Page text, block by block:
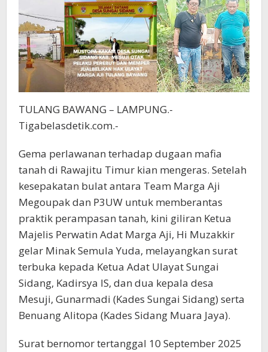
Ulayat
Sungai
Sidang
Dan
Hak
Adat
Ulayat
Marga
Aji.
TULANG BAWANG – LAMPUNG.-
Tigabelasdetik.com.-
Gema perlawanan terhadap dugaan mafia
tanah di Rawajitu Timur kian mengeras. Setelah
kesepakatan bulat antara Team Marga Aji
Megoupak dan P3UW untuk memberantas
praktik perampasan tanah, kini giliran Ketua
Majelis Perwatin Adat Marga Aji, Hi Muzakkir
gelar Minak Semula Yuda, melayangkan surat
terbuka kepada Ketua Adat Ulayat Sungai
Sidang, Kadirsya IS, dan dua kepala desa
Mesuji, Gunarmadi (Kades Sungai Sidang) serta
Benuang Alitopa (Kades Sidang Muara Jaya).
Surat bernomor tertanggal 10 September 2025